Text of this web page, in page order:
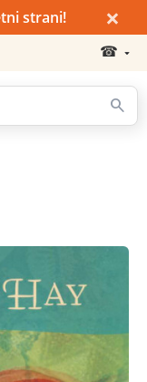
strani! ×
☎